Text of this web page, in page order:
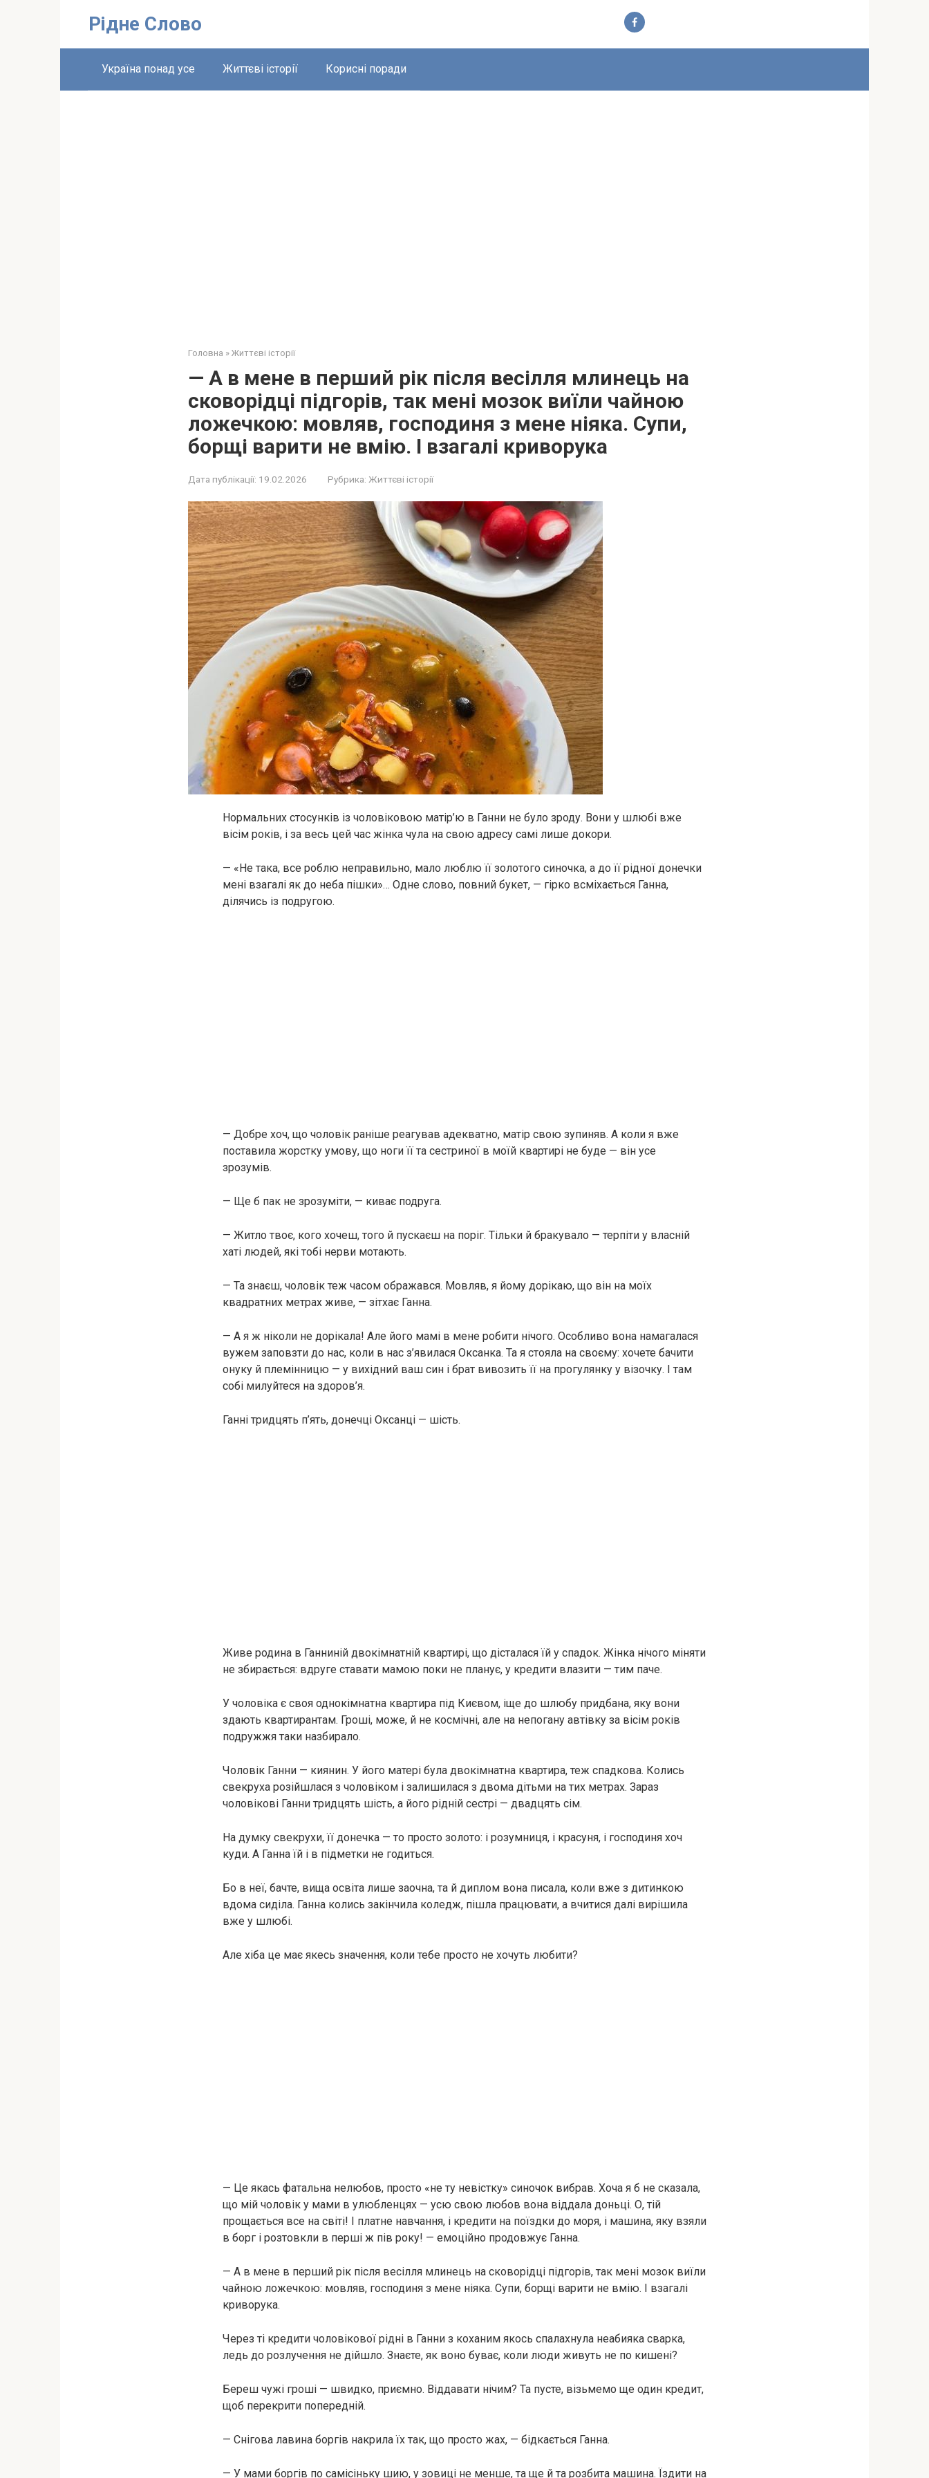
Рідне Слово
Україна понад усе Життєві історії Корисні поради
Головна » Життєві історії
— А в мене в перший рік після весілля млинець на
сковорідці підгорів, так мені мозок виїли чайною
ложечкою: мовляв, господиня з мене ніяка. Супи,
борщі варити не вмію. І взагалі криворука
Дата публікації: 19.02.2026 Рубрика: Життєві історії
Нормальних стосунків із чоловіковою матір’ю в Ганни не було зроду. Вони у шлюбі вже
вісім років, і за весь цей час жінка чула на свою адресу самі лише докори.
— «Не така, все роблю неправильно, мало люблю її золотого синочка, а до її рідної донечки
мені взагалі як до неба пішки»… Одне слово, повний букет, — гірко всміхається Ганна,
ділячись із подругою.
— Добре хоч, що чоловік раніше реагував адекватно, матір свою зупиняв. А коли я вже
поставила жорстку умову, що ноги її та сестриної в моїй квартирі не буде — він усе
зрозумів.
— Ще б пак не зрозуміти, — киває подруга.
— Житло твоє, кого хочеш, того й пускаєш на поріг. Тільки й бракувало — терпіти у власній
хаті людей, які тобі нерви мотають.
— Та знаєш, чоловік теж часом ображався. Мовляв, я йому дорікаю, що він на моїх
квадратних метрах живе, — зітхає Ганна.
— А я ж ніколи не дорікала! Але його мамі в мене робити нічого. Особливо вона намагалася
вужем заповзти до нас, коли в нас з’явилася Оксанка. Та я стояла на своєму: хочете бачити
онуку й племінницю — у вихідний ваш син і брат вивозить її на прогулянку у візочку. І там
собі милуйтеся на здоров’я.
Ганні тридцять п’ять, донечці Оксанці — шість.
Живе родина в Ганниній двокімнатній квартирі, що дісталася їй у спадок. Жінка нічого міняти
не збирається: вдруге ставати мамою поки не планує, у кредити влазити — тим паче.
У чоловіка є своя однокімнатна квартира під Києвом, іще до шлюбу придбана, яку вони
здають квартирантам. Гроші, може, й не космічні, але на непогану автівку за вісім років
подружжя таки назбирало.
Чоловік Ганни — киянин. У його матері була двокімнатна квартира, теж спадкова. Колись
свекруха розійшлася з чоловіком і залишилася з двома дітьми на тих метрах. Зараз
чоловікові Ганни тридцять шість, а його рідній сестрі — двадцять сім.
На думку свекрухи, її донечка — то просто золото: і розумниця, і красуня, і господиня хоч
куди. А Ганна їй і в підметки не годиться.
Бо в неї, бачте, вища освіта лише заочна, та й диплом вона писала, коли вже з дитинкою
вдома сиділа. Ганна колись закінчила коледж, пішла працювати, а вчитися далі вирішила
вже у шлюбі.
Але хіба це має якесь значення, коли тебе просто не хочуть любити?
— Це якась фатальна нелюбов, просто «не ту невістку» синочок вибрав. Хоча я б не сказала,
що мій чоловік у мами в улюбленцях — усю свою любов вона віддала доньці. О, тій
прощається все на світі! І платне навчання, і кредити на поїздки до моря, і машина, яку взяли
в борг і розтовкли в перші ж пів року! — емоційно продовжує Ганна.
— А в мене в перший рік після весілля млинець на сковорідці підгорів, так мені мозок виїли
чайною ложечкою: мовляв, господиня з мене ніяка. Супи, борщі варити не вмію. І взагалі
криворука.
Через ті кредити чоловікової рідні в Ганни з коханим якось спалахнула неабияка сварка,
ледь до розлучення не дійшло. Знаєте, як воно буває, коли люди живуть не по кишені?
Береш чужі гроші — швидко, приємно. Віддавати нічим? Та пусте, візьмемо ще один кредит,
щоб перекрити попередній.
— Снігова лавина боргів накрила їх так, що просто жах, — бідкається Ганна.
— У мами боргів по самісіньку шию, у зовиці не менше, та ще й та розбита машина. Їздити на